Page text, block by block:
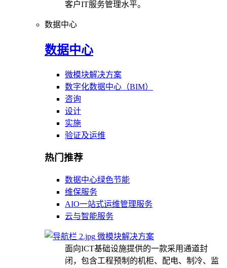
客户IT服务管理水平。
数据中心
数据中心
微模块解决方案
数字化数据中心（BIM）
咨询
设计
实施
验证及运维
热门推荐
数据中心绿色节能
维保服务
AIO一站式运维管理服务
云与智能服务
微模块解决方案
面向ICT基础设施提供的一款采用通道封
闭，包含工程预制的机柜、配电、制冷、监